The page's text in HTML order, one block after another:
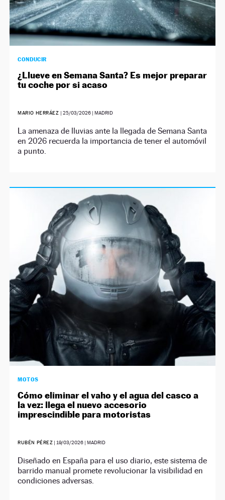
CONDUCIR
¿Llueve en Semana Santa? Es mejor preparar
tu coche por si acaso
MARIO HERRÁEZ | 25/03/2026| MADRID
La amenaza de lluvias ante la llegada de Semana Santa
en 2026 recuerda la importancia de tener el automóvil
a punto.
MOTOS
Cómo eliminar el vaho y el agua del casco a
la vez: llega el nuevo accesorio
imprescindible para motoristas
RUBÉN PÉREZ | 19/03/2026 | MADRID
Diseñado en España para el uso diario, este sistema de
barrido manual promete revolucionar la visibilidad en
condiciones adversas.